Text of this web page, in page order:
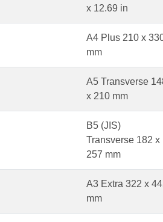
x 12.69 in
A4 Plus 210 x
mm
A5 Transverse
x 210 mm
B5 (JIS)
Transverse 182 x
257 mm
A3 Extra 322 x
mm